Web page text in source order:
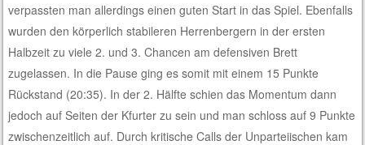
verpassten man allerdings einen guten Start in das Spiel. Ebenfalls
wurden den körperlich stabileren Herrenbergern in der ersten
Halbzeit zu viele 2. und 3. Chancen am defensiven Brett
zugelassen. In die Pause ging es somit mit einem 15 Punkte
Rückstand (20:35). In der 2. Hälfte schien das Momentum dann
jedoch auf Seiten der Kfurter zu sein und man schloss auf 9 Punkte
zwischenzeitlich auf. Durch kritische Calls der Unparteiischen kam